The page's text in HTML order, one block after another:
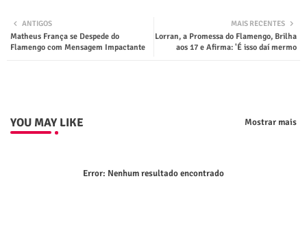
tsap
MAIS RECENTES
Lorran, a Promessa do Flamengo, Brilha
aos 17 e Afirma: 'É isso daí mermo
ANTIGOS
Matheus França se Despede do
Flamengo com Mensagem Impactante
YOU MAY LIKE Mostrar mais
Error: Nenhum resultado encontrado